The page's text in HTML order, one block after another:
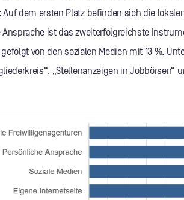
Auf dem ersten Platz befinden sich die
Ansprache ist das zweiterfolgreichste
gefolgt von den sozialen Medien mit 13 %.
„Stellenanzeigen in Jobbörsen“